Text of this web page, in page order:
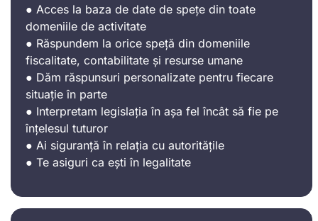
● Acces la baza de date de spețe din toate
domeniile de activitate
● Răspundem la orice speță din domeniile
fiscalitate, contabilitate și resurse umane
● Dăm răspunsuri personalizate pentru fiecare
situație în parte
● Interpretam legislația în așa fel încât să fie pe
înțelesul tuturor
● Ai siguranță în relația cu autoritățile
● Te asiguri ca ești în legalitate